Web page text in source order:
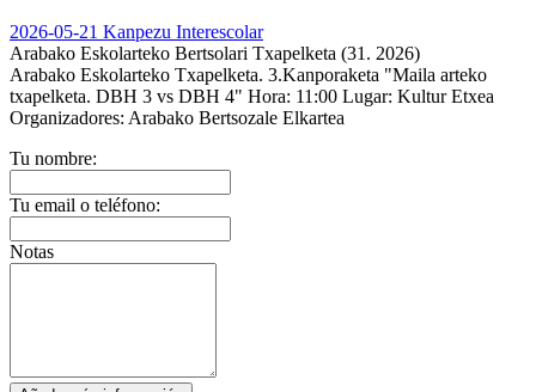
2026-05-21 Kanpezu Interescolar
Arabako Eskolarteko Bertsolari Txapelketa (31. 2026)
Arabako Eskolarteko Txapelketa. 3.Kanporaketa "Maila arteko
txapelketa. DBH 3 vs DBH 4" Hora: 11:00 Lugar: Kultur Etxea
Organizadores: Arabako Bertsozale Elkartea
Tu nombre:
Tu email o teléfono:
Notas